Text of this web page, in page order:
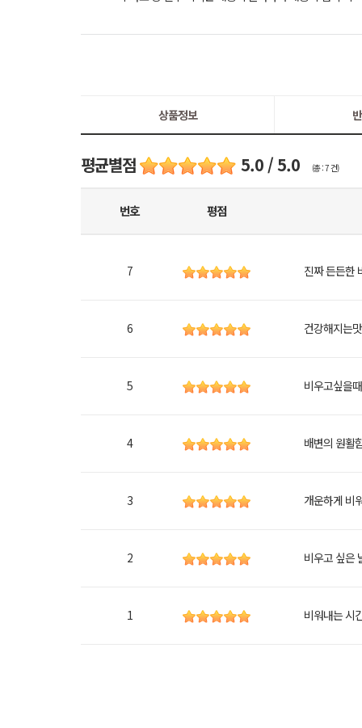
상품정보
평균별점 5.0 / 5.0 (총 : 7 건)
번호 평점
7 진짜 든든한
6 건강해지는
5 비우고싶을
4 배변의 원활
3 개운하게 비
2 비우고 싶은
1 비워내는 시